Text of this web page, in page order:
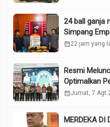
24 ball ganja
Simpang
calendar_month22 jam yang
Resmi
Optimalkan
calendar_monthJumat, 7 Agt
MERDEKA DI